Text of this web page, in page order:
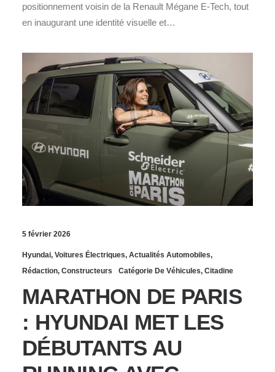
positionnement voisin de la Renault Mégane E‑Tech, tout
en inaugurant une identité visuelle et…
5 février 2026
Hyundai, Voitures Électriques, Actualités Automobiles,
Rédaction, Constructeurs Catégorie De Véhicules, Citadine
MARATHON DE PARIS
: HYUNDAI MET LES
DÉBUTANTS AU